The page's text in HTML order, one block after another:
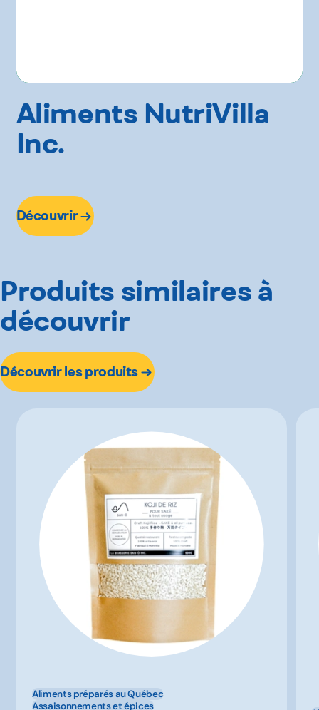
Aliments NutriVilla
Inc.
Découvrir
Produits similaires à
découvrir
Découvrir les produits
Aliments préparés au Québec
Assaisonnements et épices